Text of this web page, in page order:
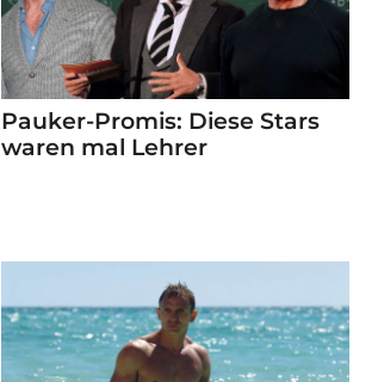
Pauker-Promis: Diese Stars
waren mal Lehrer